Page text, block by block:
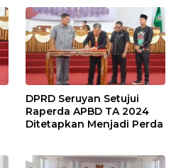
DPRD Seruyan Setujui
Raperda APBD TA 2024
Ditetapkan Menjadi Perda